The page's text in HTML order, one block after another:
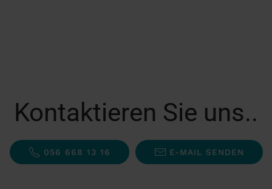
Kontaktieren Sie uns..
056 668 13 16 E-MAIL SENDEN